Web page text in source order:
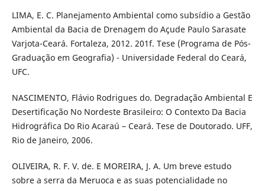
LIMA, E. C. Planejamento Ambiental como subsídio a Gestão
Ambiental da Bacia de Drenagem do Açude Paulo Sarasate
Varjota-Ceará. Fortaleza, 2012. 201f. Tese (Programa de Pós-
Graduação em Geografia) - Universidade Federal do Ceará,
UFC.
NASCIMENTO, Flávio Rodrigues do. Degradação Ambiental E
Desertificação No Nordeste Brasileiro: O Contexto Da Bacia
Hidrográfica Do Rio Acaraú – Ceará. Tese de Doutorado. UFF,
Rio de Janeiro, 2006.
OLIVEIRA, R. F. V. de. E MOREIRA, J. A. Um breve estudo
sobre a serra da Meruoca e as suas potencialidade no